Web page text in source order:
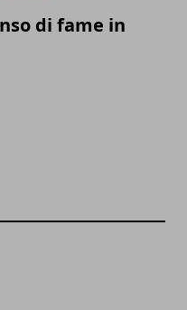
di fame in